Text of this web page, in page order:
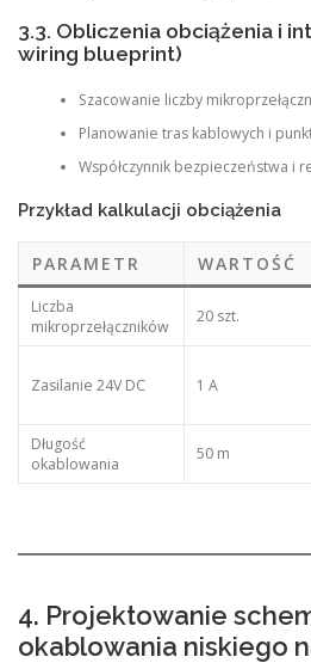
3.3. Obliczenia obciążenia i
wiring blueprint)
Szacowanie liczby
Planowanie tras kablowych i
Współczynnik bezpieczeństwa i
Przykład kalkulacji obciążenia
PARAMETR WARTOŚĆ
Liczba
mikroprzełączników
20 szt.
Zasilanie 24V DC 1 A
Długość
okablowania
50 m
4. Projektowanie
okablowania niskiego